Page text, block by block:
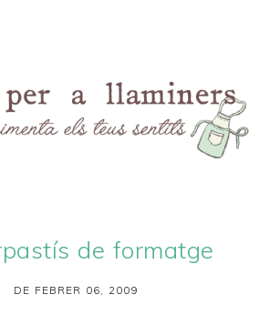
de formatge
DE FEBRER 06, 2009